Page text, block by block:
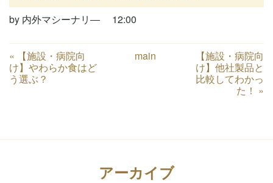
by 内外マシーナリ― 12:00
«
【施設・病院向
け】やわらか食はど
う選ぶ？
main
【施設・病院向
け】他社製品と
比較してわかっ
た！ »
アーカイブ